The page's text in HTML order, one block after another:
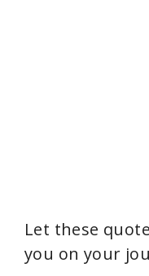
Let these
you on your